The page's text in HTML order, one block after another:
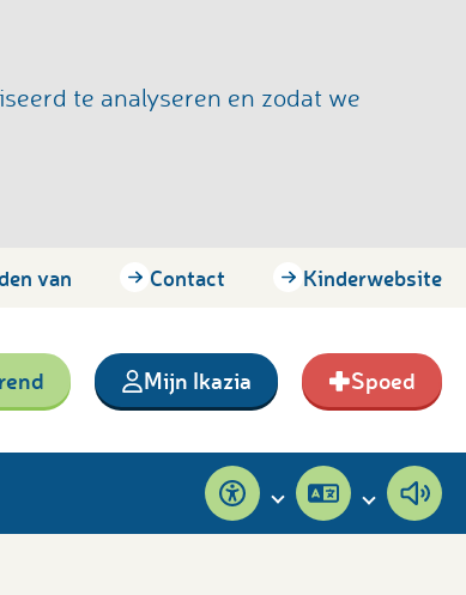
te analyseren en zodat we
van Contact Kinderwebsite
Mijn Ikazia Spoed
Toegankelijkheid
Pagina
vertalen